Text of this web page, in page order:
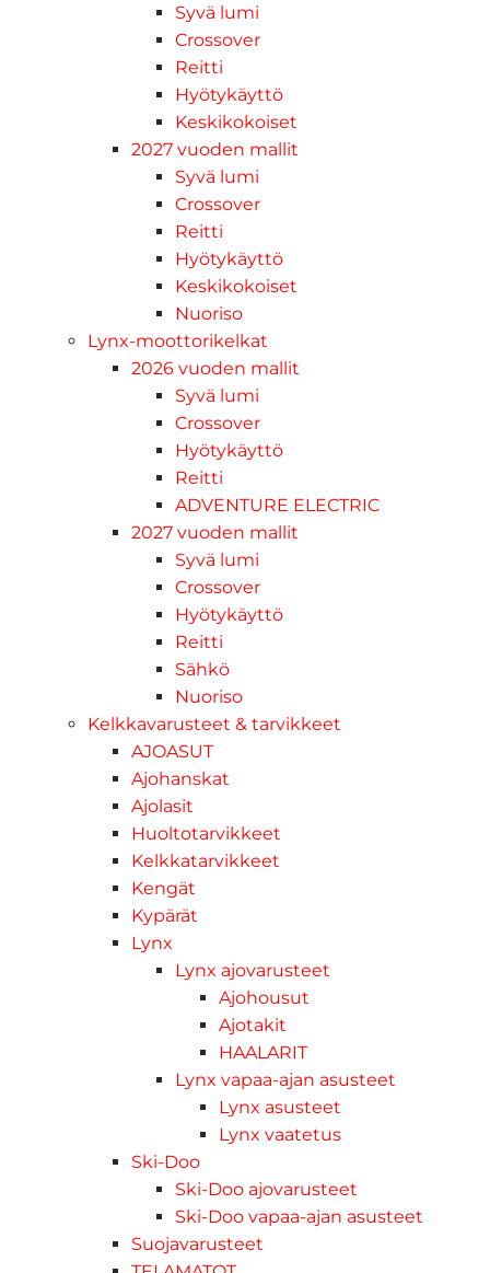
Syvä lumi
Crossover
Reitti
Hyötykäyttö
Keskikokoiset
2027 vuoden mallit
Syvä lumi
Crossover
Reitti
Hyötykäyttö
Keskikokoiset
Nuoriso
Lynx-moottorikelkat
2026 vuoden mallit
Syvä lumi
Crossover
Hyötykäyttö
Reitti
ADVENTURE ELECTRIC
2027 vuoden mallit
Syvä lumi
Crossover
Hyötykäyttö
Reitti
Sähkö
Nuoriso
Kelkkavarusteet & tarvikkeet
AJOASUT
Ajohanskat
Ajolasit
Huoltotarvikkeet
Kelkkatarvikkeet
Kengät
Kypärät
Lynx
Lynx ajovarusteet
Ajohousut
Ajotakit
HAALARIT
Lynx vapaa-ajan asusteet
Lynx asusteet
Lynx vaatetus
Ski-Doo
Ski-Doo ajovarusteet
Ski-Doo vapaa-ajan asusteet
Suojavarusteet